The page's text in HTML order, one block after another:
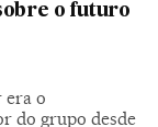
o futuro
era o
do grupo desde